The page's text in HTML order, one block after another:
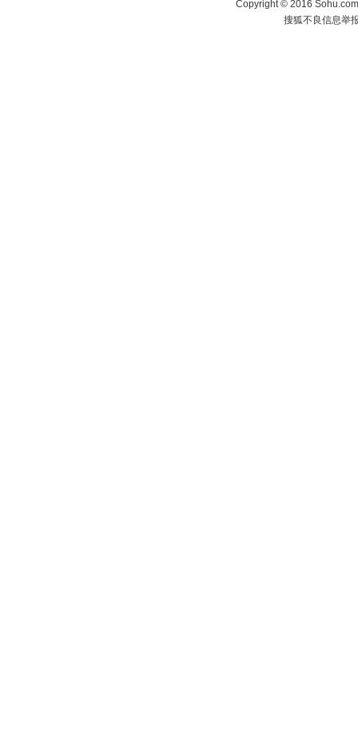
Copyright©2016
搜狐不良信息举